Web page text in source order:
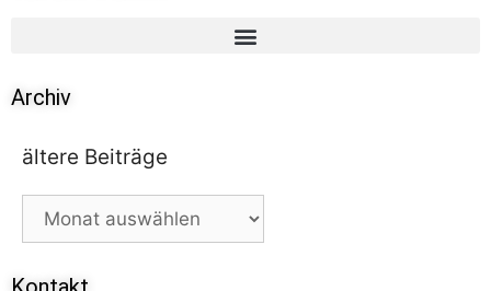
Archiv
ältere Beiträge